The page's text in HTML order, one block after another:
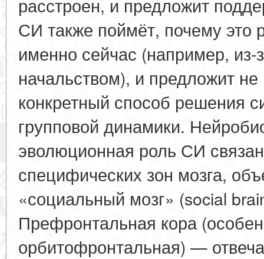
расстроен, и предложит
СИ также поймёт, почему это
именно сейчас (например, из-
начальством), и предложит
конкретный способ решения
групповой динамики.
эволюционная роль СИ
специфических зон мозга,
«социальный мозг» (social
Префронтальная кора
орбитофронтальная) —